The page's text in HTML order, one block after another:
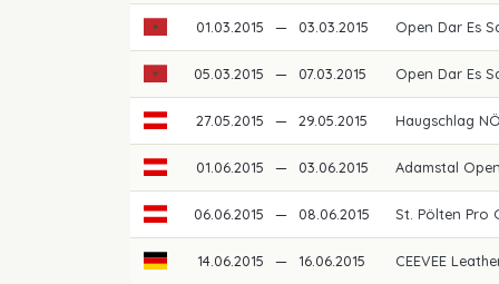
01.03.2015 — 03.03.2015 Open Dar Es
05.03.2015 — 07.03.2015 Open Dar Es
27.05.2015 — 29.05.2015 Haugschlag
01.06.2015 — 03.06.2015 Adamstal
06.06.2015 — 08.06.2015 St. Pölten Pro
14.06.2015 — 16.06.2015 CEEVEE